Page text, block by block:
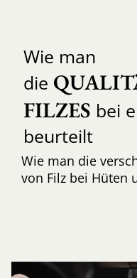
Wie man
die
FILZES bei
beurteilt
Wie man die
von Filz bei Hüten